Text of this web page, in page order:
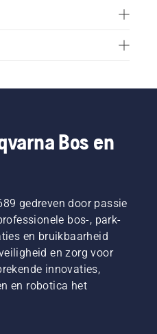
Bos en
gedreven door passie
bos-, park-
en bruikbaarheid
en zorg voor
innovaties,
en robotica het